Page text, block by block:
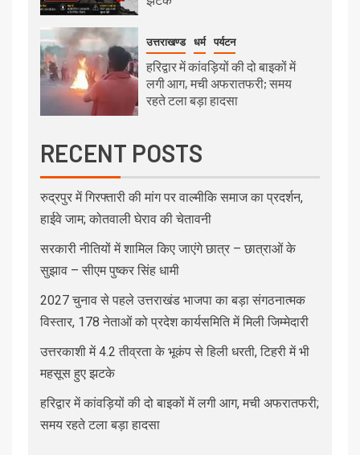
उत्तराखण्ड धर्म पर्यटन
हरिद्वार में कांवड़ियों की दो बाइकों में
लगी आग, मची अफरातफरी; समय
रहते टला बड़ा हादसा
RECENT POSTS
रुद्रपुर में गिरफ्तारी की मांग पर वाल्मीकि समाज का प्रदर्शन,
हाईवे जाम; कोतवाली घेराव की चेतावनी
सरकारी नीतियों में शामिल किए जाएंगे छात्र – छात्राओं के
सुझाव – सीएम पुष्कर सिंह धामी
2027 चुनाव से पहले उत्तराखंड भाजपा का बड़ा संगठनात्मक
विस्तार, 178 नेताओं को प्रदेश कार्यसमिति में मिली जिम्मेदारी
उत्तरकाशी में 4.2 तीव्रता के भूकंप से हिली धरती, टिहरी में भी
महसूस हुए झटके
हरिद्वार में कांवड़ियों की दो बाइकों में लगी आग, मची अफरातफरी;
समय रहते टला बड़ा हादसा